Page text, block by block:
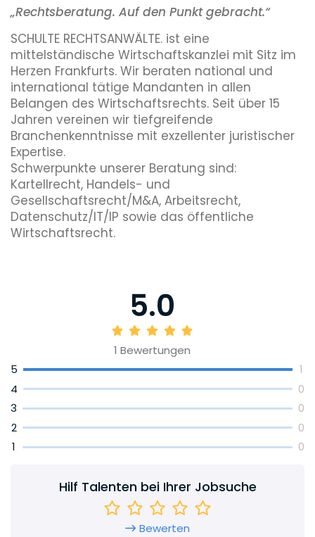
„Rechtsberatung. Auf den Punkt gebracht.“
SCHULTE RECHTSANWÄLTE. ist eine
mittelständische Wirtschaftskanzlei mit Sitz im
Herzen Frankfurts. Wir beraten national und
international tätige Mandanten in allen
Belangen des Wirtschaftsrechts. Seit über 15
Jahren vereinen wir tiefgreifende
Branchenkenntnisse mit exzellenter juristischer
Expertise.
Schwerpunkte unserer Beratung sind:
Kartellrecht, Handels- und
Gesellschaftsrecht/M&A, Arbeitsrecht,
Datenschutz/IT/IP sowie das öffentliche
Wirtschaftsrecht.
5.0
1 Bewertungen
5
1
4 0
3 0
2 0
1 0
Hilf Talenten bei Ihrer Jobsuche
Bewerten